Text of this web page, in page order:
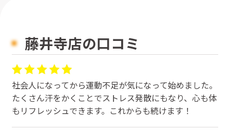
藤井寺店の口コミ
社会人になってから運動不足が気になって始めました。
たくさん汗をかくことでストレス発散にもなり、心も体
もリフレッシュできます。これからも続けます！